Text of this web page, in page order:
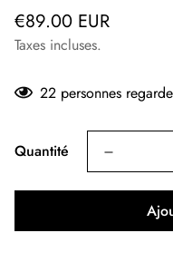
Prix
régulier
€89.00 EUR
Taxes incluses.
22 personnes
Quantité